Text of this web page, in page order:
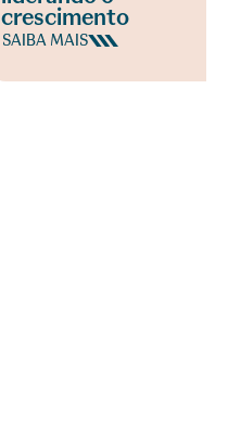
crescimento
SAIBA MAIS